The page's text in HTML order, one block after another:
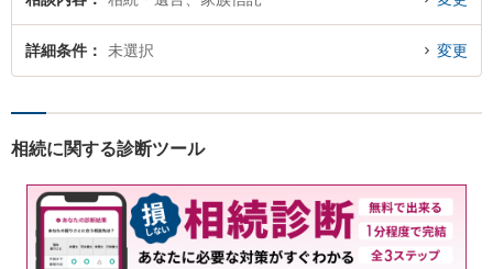
詳細条件 未選択 変更
相続に関する診断ツール